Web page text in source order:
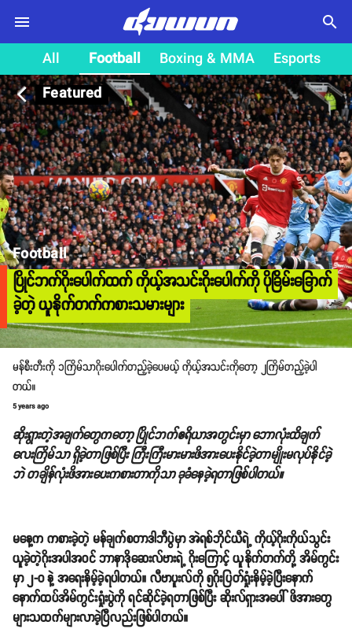
search
All Football Boxing & MMA
Esports
Featured
arrow_back_ios
Football
ပြိုင်ဘက်ဂိုးပေါက်ထက် ကိုယ့်အသင်းဂိုးပေါက်ကို ပိုခြိမ်းခြောက်
ခဲ့တဲ့ ယူနိုက်တက်ကစားသမားများ
မန်စီးတီးကို ၁ကြိမ်သာဂိုးပေါက်တည့်ခဲ့ပေမယ့် ကိုယ့်အသင်းကိုတော့ ၂ကြိမ်တည့်ခဲ့ပါ
တယ်။
5 years ago
ဆိုးရွားတဲ့အချက်တွေကတော့ ပြိုင်ဘက်ဧရိယာအတွင်းမှာ ဘောလုံးထိချက်
လေးကြိမ်သာ ရှိခဲ့တာဖြစ်ပြီး ကြီးကြီးမားမားဖိအားပေးနိုင်ခဲ့တာမျိုးမလုပ်နိုင်ခဲ့
ဘဲ တချိန်လုံးဖိအားပေးကစားတာကိုသာ ခုခံနေခဲ့ရတာဖြစ်ပါတယ်။
မနေ့က ကစားခဲ့တဲ့ မန်ချက်စတာဒါဘီပွဲမှာ အဲရစ်ဘိုင်ယီရဲ့ ကိုယ့်ဂိုးကိုယ်သွင်း
ယူခဲ့တဲ့ဂိုးအပါအဝင် ဘာနာဒိုဆေးလ်ဗားရဲ့ ဂိုးကြောင့် ယူနိုက်တက်တို့ အိမ်ကွင်း
မှာ ၂-၀ နဲ့ အရေးနိမ့်ခဲ့ရပါတယ်။ လီဗာပူးလ်ကို ၅ဂိုးပြတ်ရှုံးနိမ့်ခဲ့ပြီးနောက်
နောက်ထပ်အိမ်ကွင်းရှုံးပွဲကို ရင်ဆိုင်ခဲ့ရတာဖြစ်ပြီး ဆိုးလ်ရှားအပေါ် ဖိအားတွေ
များသထက်များလာခဲ့ပြီလည်းဖြစ်ပါတယ်။